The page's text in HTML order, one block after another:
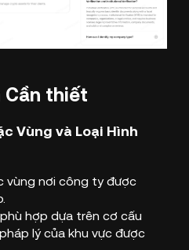
Cần thiết
Vùng và Loại Hình
vùng nơi công ty được
hợp dựa trên cơ cấu
lý của khu vực được